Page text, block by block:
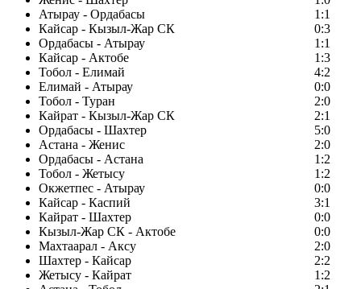
Атырау - Ордабасы
1:1
Кайсар - Кызыл-Жар СК
0:3
Ордабасы - Атырау
1:1
Кайсар - Актобе
1:3
Тобол - Елимай
4:2
Елимай - Атырау
0:0
Тобол - Туран
2:0
Кайрат - Кызыл-Жар СК
2:1
Ордабасы - Шахтер
5:0
Астана - Женис
2:0
Ордабасы - Астана
1:2
Тобол - Жетысу
1:2
Окжетпес - Атырау
0:0
Кайсар - Каспий
3:1
Кайрат - Шахтер
0:0
Кызыл-Жар СК - Актобе
0:0
Махтаарал - Аксу
2:0
Шахтер - Кайсар
2:2
Жетысу - Кайрат
1:2